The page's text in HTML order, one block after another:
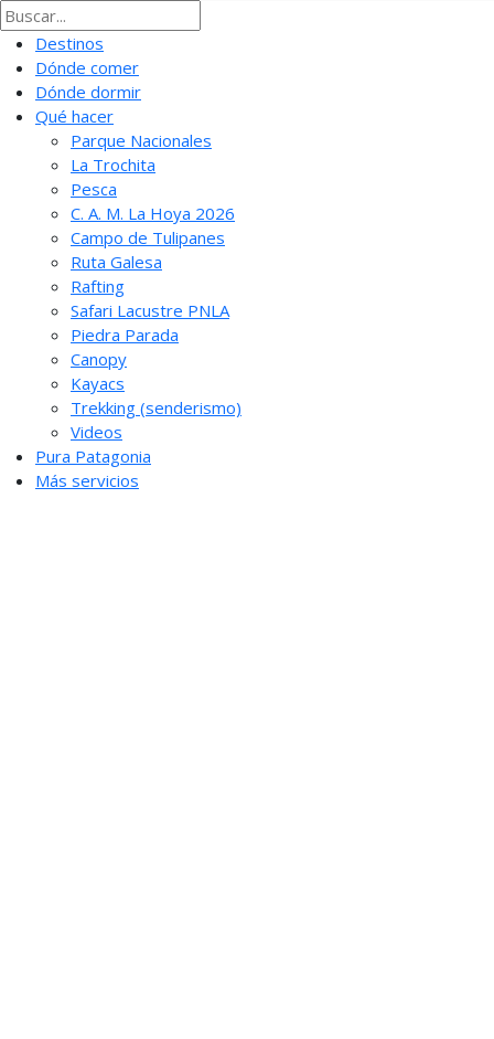
Destinos
Dónde comer
Dónde dormir
Qué hacer
Parque Nacionales
La Trochita
Pesca
C. A. M. La Hoya 2026
Campo de Tulipanes
Ruta Galesa
Rafting
Safari Lacustre PNLA
Piedra Parada
Canopy
Kayacs
Trekking (senderismo)
Videos
Pura Patagonia
Más servicios